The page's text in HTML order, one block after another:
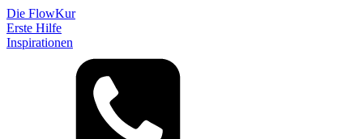
Die FlowKur
Erste Hilfe
Inspirationen